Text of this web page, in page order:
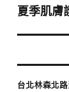
下
篇
章:
夏季肌膚
台北林森北